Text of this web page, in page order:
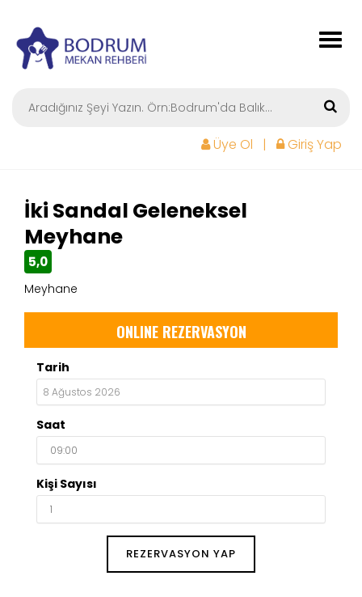
Üye Ol | Giriş Yap
İki Sandal Geleneksel
Meyhane
5,0
Meyhane
ONLINE REZERVASYON
Tarih
Saat
Kişi Sayısı
REZERVASYON YAP